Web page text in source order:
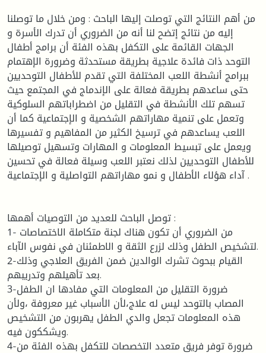
من أهم النتائج التي توصلت إليها الباحث : ومن خلال ما توصلنا
إليه من نتائج إتضح لنا أنه من الضروري أن تدرك الأسرة و
الجهات القائمة على التكفل بهذه الفئة أن برامج أطفال
التوحد ذات فائدة علاجية بطريقة مستحدثة وضرورة الإهتمام
ببرامج أنشطة اللعب المختلفة التي تقدم للأطفال التوحديين
حتى ساعدهم بطريقة فعالة على الإندماج في المجتمع حيث
تسهم تلك الأنشطة في التقليل من اضطراباتهم السلوكية
وتعمل على تنمية مهاراتهم الشخصية و الإجتماعية كما أن
اللعب يساعدهم في ترسيخ الكثير من المفاهيم و تفسيرها
ويعمل على تبسيط المعلومات و المهارات وتسهيل توصيلها
للأطفال التوحديين لذلك نعتبر اللعب وسيلة فعالة في تحسين
آداء هؤلاء الأطفال و نمو مهاراتهم التواصلية و الإجتماعية .
توصل الباحث للعديد من التوصيات أهمها :
1- من الضروري أن تكون هناك لجنة متكاملة الاختصاصات
لتشخيص الطفل وذلك لزرع الثقة و الاطمئنان في نفوس الآباء.
2-القيام ببحوث تشرك الوالدين ضمن الفريق العلاجي وذلك
بعد تأهيلهم وتدريبهم.
3-ضرورة التقليل من المعلومات التي مفادها ان الطفل
المصاب بالتوحد ليس له علاج،لأن الأسباب غير معروفة ،ولأن
هذه المعلومات تجعل والدي الطفل يهربون من التشخيص
ويشككون فيه.
4-ضرورة توفر فريق متعدد التخصصات للتكفل بهذه الفئة من